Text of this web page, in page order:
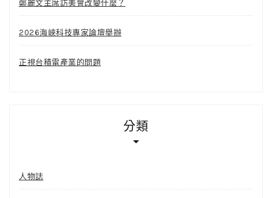
鄭麗文主席訪美會改變什麼？
2026海峽科技專家論壇舉辦
正視台積電產業的問題
分類
人物誌